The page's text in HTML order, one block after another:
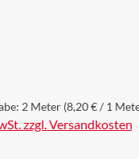
2 Meter (8,20 € / 1
zzgl. Versandkosten